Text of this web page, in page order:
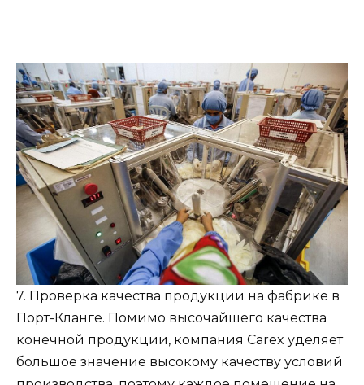
7. Проверка качества продукции на фабрике в
Порт-Кланге. Помимо высочайшего качества
конечной продукции, компания Carex уделяет
большое значение высокому качеству условий